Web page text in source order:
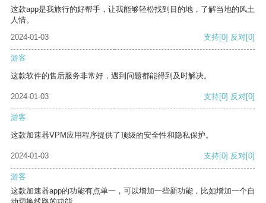
这款app是我旅行的好帮手，让我能够轻松找到目的地，了解当地的风土
人情。
2024-01-03
支持[0] 反对[0]
游客
这款软件的售后服务非常好，遇到问题都能得到及时解决。
2024-01-03 支持[0] 反对[0]
游客
这款加速器VPM应用程序提供了顶级的安全性和隐私保护。
2024-01-03 支持[0] 反对[0]
游客
这款加速器app的功能有点单一，可以增加一些新功能，比如增加一个自